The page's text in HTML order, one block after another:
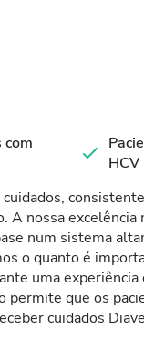
com
HCV
A nossa excelência
num sistema
o quanto é
uma experiência
permite que os
cuidados